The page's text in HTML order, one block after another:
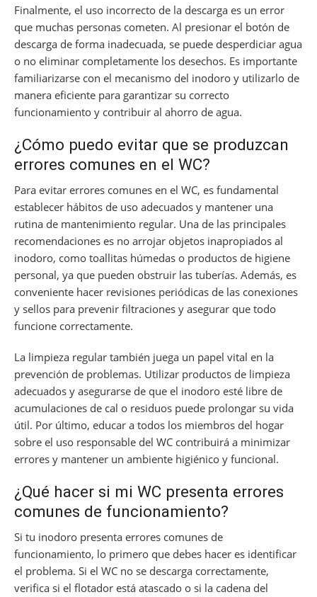
Finalmente, el uso incorrecto de la descarga es un error
que muchas personas cometen. Al presionar el botón de
descarga de forma inadecuada, se puede desperdiciar agua
o no eliminar completamente los desechos. Es importante
familiarizarse con el mecanismo del inodoro y utilizarlo de
manera eficiente para garantizar su correcto
funcionamiento y contribuir al ahorro de agua.
¿Cómo puedo evitar que se produzcan
errores comunes en el WC?
Para evitar errores comunes en el WC, es fundamental
establecer hábitos de uso adecuados y mantener una
rutina de mantenimiento regular. Una de las principales
recomendaciones es no arrojar objetos inapropiados al
inodoro, como toallitas húmedas o productos de higiene
personal, ya que pueden obstruir las tuberías. Además, es
conveniente hacer revisiones periódicas de las conexiones
y sellos para prevenir filtraciones y asegurar que todo
funcione correctamente.
La limpieza regular también juega un papel vital en la
prevención de problemas. Utilizar productos de limpieza
adecuados y asegurarse de que el inodoro esté libre de
acumulaciones de cal o residuos puede prolongar su vida
útil. Por último, educar a todos los miembros del hogar
sobre el uso responsable del WC contribuirá a minimizar
errores y mantener un ambiente higiénico y funcional.
¿Qué hacer si mi WC presenta errores
comunes de funcionamiento?
Si tu inodoro presenta errores comunes de
funcionamiento, lo primero que debes hacer es identificar
el problema. Si el WC no se descarga correctamente,
verifica si el flotador está atascado o si la cadena del